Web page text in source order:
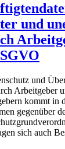
und
und
Arbeitgeber
kommt in
gegenüber
sich auch